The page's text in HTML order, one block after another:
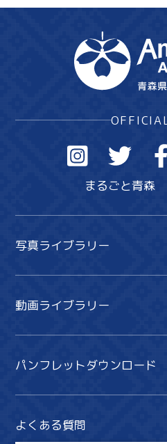
まるごと青森
写真ライブラリー
動画ライブラリー
パンフレットダウンロード
よくある質問